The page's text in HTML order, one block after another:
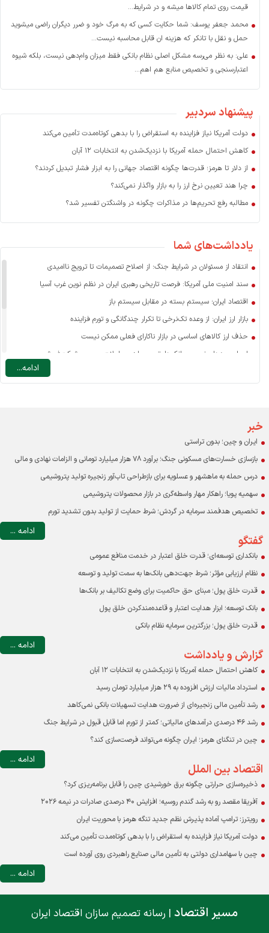
قیمت روی تمام کالاها میشه و در شرایط...
محمد جعفر یوسف: شما حکایت کسی که به مرگ خود و ضرر دیگران راضی میشوید
حمل و نقل با تانکر که هزینه ان قابل محاسبه نیست...
علی: به نظر می‌رسه مشکل اصلی نظام بانکی فقط میزان وام‌دهی نیست، بلکه شیوه
اعتبارسنجی و تخصیص منابع هم اهم...
پیشنهاد سردبیر
دولت آمریکا نیاز فزاینده به استقراض را با بدهی کوتاه‌مدت تأمین می‌کند
کاهش احتمال حمله آمریکا با نزدیک‌شدن به انتخابات ۱۲ آبان
از دلار تا هرمز؛ قدرت‌ها چگونه اقتصاد جهانی را به ابزار فشار تبدیل کردند؟
چرا هند تعیین نرخ ارز را به بازار واگذار نمی‌کند؟
مطالبه رفع تحریم‌ها در مذاکرات چگونه در واشنگتن تفسیر شد؟
یادداشت‌های شما
انتقاد از مسئولان در شرایط جنگ؛ از اصلاح تصمیمات تا ترویج ناامیدی
سند امنیت ملی آمریکا: فرصت تاریخی رهبری ایران در نظم نوین غرب آسیا
اقتصاد ایران؛ سیستم بسته در مقابل سیستم باز
بازار ارز ایران: از وعده تک‌نرخی تا تکرار چندگانگی و تورم فزاینده
حذف ارز کالاهای اساسی در بازار ناکارای فعلی ممکن نیست
اسرار سودهای نجومی بانک‌ها: تسعیر ارز، معاملات صوری و شرکت‌فروشی
ادامه...
خبر
ایران و چین؛ بدون تراستی
بازسازی خسارت‌های مسکونی جنگ؛ برآورد ۷۸ هزار میلیارد تومانی و الزامات نهادی و مالی
درس حمله به ماهشهر و عسلویه برای بازطراحی تاب‌آور زنجیره تولید پتروشیمی
سهمیه پویا؛ راهکار مهار واسطه‌گری در بازار محصولات پتروشیمی
تخصیص هدفمند سرمایه در گردش؛ شرط حمایت از تولید بدون تشدید تورم
ادامه ...
گفتگو
بانکداری توسعه‌ای؛ قدرت خلق اعتبار در خدمت منافع عمومی
نظام ارزیابی مؤثر؛ شرط جهت‌دهی بانک‌ها به سمت تولید و توسعه
قدرت خلق پول؛ مبنای حق حاکمیت برای وضع تکالیف بر بانک‌ها
بانک توسعه؛ ابزار هدایت اعتبار و قاعده‌مندکردن خلق پول
قدرت خلق پول؛ بزرگترین سرمایه نظام بانکی
ادامه ...
گزارش و یادداشت
کاهش احتمال حمله آمریکا با نزدیک‌شدن به انتخابات ۱۲ آبان
استرداد مالیات ارزش افزوده به ۲۹ هزار میلیارد تومان رسید
رشد تأمین مالی زنجیره‌ای از ضرورت هدایت تسهیلات بانکی نمی‌کاهد
رشد ۴۶ درصدی درآمدهای مالیاتی؛ کمتر از تورم اما قابل قبول در شرایط جنگ
چین در تنگنای هرمز؛ ایران چگونه می‌تواند فرصت‌سازی کند؟
ادامه ...
اقتصاد بین الملل
ذخیره‌سازی حرارتی چگونه برق خورشیدی چین را قابل برنامه‌ریزی کرد؟
آفریقا مقصد رو به رشد گندم روسیه؛ افزایش ۴۰ درصدی صادرات در نیمه ۲۰۲۶
رویترز: ترامپ آماده پذیرش نظم جدید تنگه هرمز با محوریت ایران
دولت آمریکا نیاز فزاینده به استقراض را با بدهی کوتاه‌مدت تأمین می‌کند
چین با سهامداری دولتی به تأمین مالی صنایع راهبردی روی آورده است
ادامه ...
مسیر اقتصاد | رسانه تصمیم سازان اقتصاد ایران